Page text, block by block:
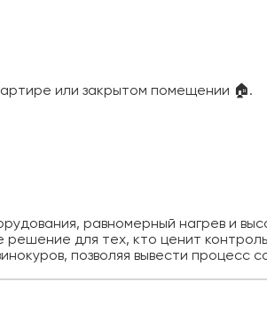
или закрытом помещении 🏠.
равномерный нагрев и
для тех, кто ценит
позволяя вывести процесс